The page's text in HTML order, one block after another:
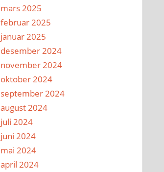
mars 2025
februar 2025
januar 2025
desember 2024
november 2024
oktober 2024
september 2024
august 2024
juli 2024
juni 2024
mai 2024
april 2024